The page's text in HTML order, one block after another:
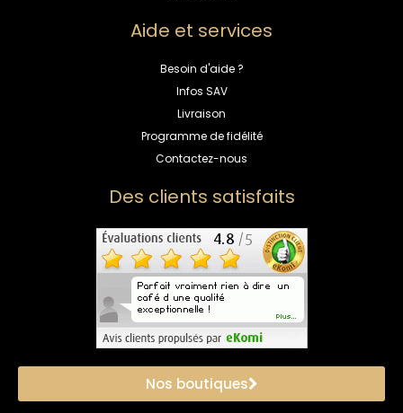
Aide et services
Besoin d'aide ?
Infos SAV
Livraison
Programme de fidélité
Contactez-nous
Des clients satisfaits
Nos boutiques